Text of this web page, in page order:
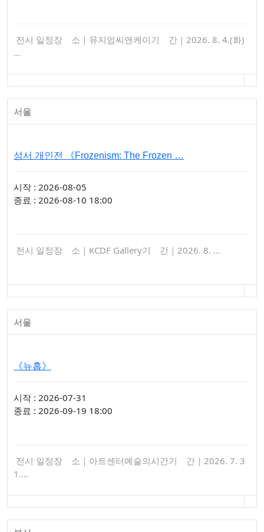
전시 일정장 소｜뮤지엄씨앤케이기 간｜2026. 8. 4.(화)
…
서울
성서 개인전 《Frozenism: The Frozen …
시작 : 2026-08-05
종료 : 2026-08-10 18:00
전시 일정장 소｜KCDF Gallery기 간｜2026. 8. …
서울
《뉴홉》
시작 : 2026-07-31
종료 : 2026-09-19 18:00
전시 일정장 소｜아트센터예술의시간기 간｜2026. 7. 3
1.…